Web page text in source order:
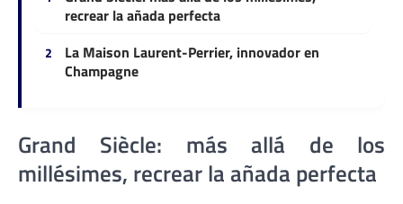
recrear la añada perfecta
La Maison Laurent-Perrier, innovador en
Champagne
Grand Siècle: más allá de los
millésimes, recrear la añada perfecta